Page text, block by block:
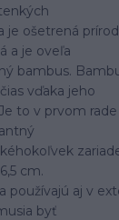
je ošetrená
a je oveľa
bambus.
vďaka jeho
to v prvom
cm.
používajú aj v
byť